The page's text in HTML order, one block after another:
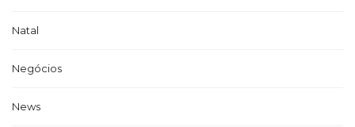
Natal
Negócios
News